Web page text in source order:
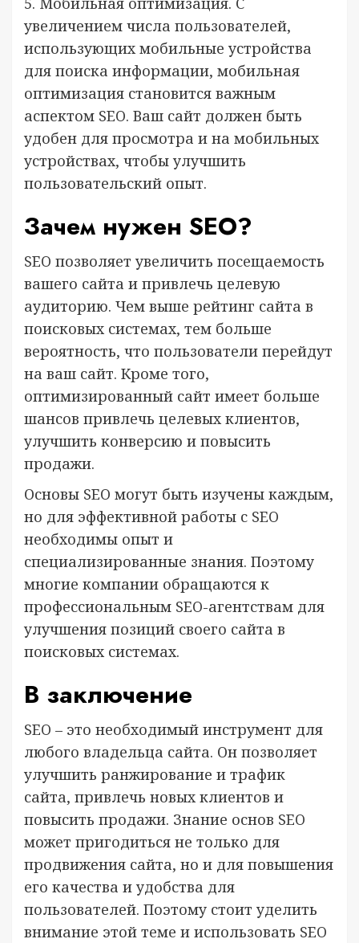
увеличением числа пользователей,
использующих мобильные устройства
для поиска информации, мобильная
оптимизация становится важным
аспектом SEO. Ваш сайт должен быть
удобен для просмотра и на мобильных
устройствах, чтобы улучшить
пользовательский опыт.
Зачем нужен SEO?
SEO позволяет увеличить посещаемость
вашего сайта и привлечь целевую
аудиторию. Чем выше рейтинг сайта в
поисковых системах, тем больше
вероятность, что пользователи перейдут
на ваш сайт. Кроме того,
оптимизированный сайт имеет больше
шансов привлечь целевых клиентов,
улучшить конверсию и повысить
продажи.
Основы SEO могут быть изучены каждым,
но для эффективной работы с SEO
необходимы опыт и
специализированные знания. Поэтому
многие компании обращаются к
профессиональным SEO-агентствам для
улучшения позиций своего сайта в
поисковых системах.
В заключение
SEO – это необходимый инструмент для
любого владельца сайта. Он позволяет
улучшить ранжирование и трафик
сайта, привлечь новых клиентов и
повысить продажи. Знание основ SEO
может пригодиться не только для
продвижения сайта, но и для повышения
его качества и удобства для
пользователей. Поэтому стоит уделить
внимание этой теме и использовать SEO